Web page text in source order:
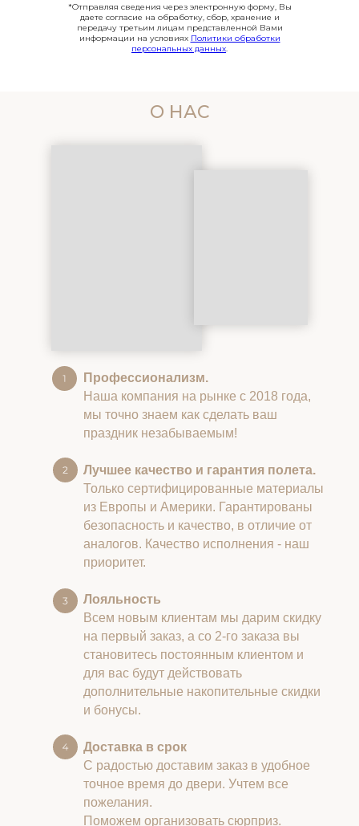
*Отправляя сведения через электронную форму, Вы
даете согласие на обработку, сбор, хранение и
передачу третьим лицам представленной Вами
информации на условиях Политики обработки
персональных данных.
О НАС
Профессионализм.
Наша компания на рынке с 2018 года,
мы точно знаем как сделать ваш
праздник незабываемым!
Лучшее качество и гарантия полета.
Только сертифицированные материалы
из Европы и Америки. Гарантированы
безопасность и качество, в отличие от
аналогов. Качество исполнения - наш
приоритет.
Лояльность
Всем новым клиентам мы дарим скидку
на первый заказ, а со 2-го заказа вы
становитесь постоянным клиентом и
для вас будут действовать
дополнительные накопительные скидки
и бонусы.
Доставка в срок
С радостью доставим заказ в удобное
точное время до двери. Учтем все
пожелания.
Поможем организовать сюрприз.